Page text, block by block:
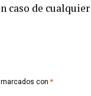
de
con *